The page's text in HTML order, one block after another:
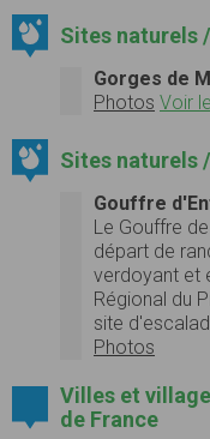
Sites naturels
Gorges de
Photos Voir
Sites naturels
Gouffre
Le Gouffre
départ de
verdoyant et
Régional du
site
Photos
Villes et
de France